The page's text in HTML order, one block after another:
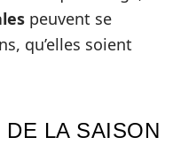
peuvent se
qu’elles soient
LA SAISON